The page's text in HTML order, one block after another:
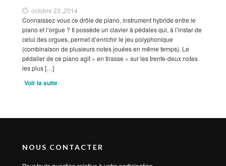
octobre 23 ,2014
Connaissez-vous ce drôle de piano, instrument hybride entre le
piano et l’orgue ? Il possède un clavier à pédales qui, à l’instar de
celui des orgues, permet d’enrichir le jeu polyphonique
(combinaison de plusieurs notes jouées en même temps). Le
pédalier de ce piano agit « en tirasse » sur les trente-deux notes
les plus […]
Voir la suite
NOUS CONTACTER